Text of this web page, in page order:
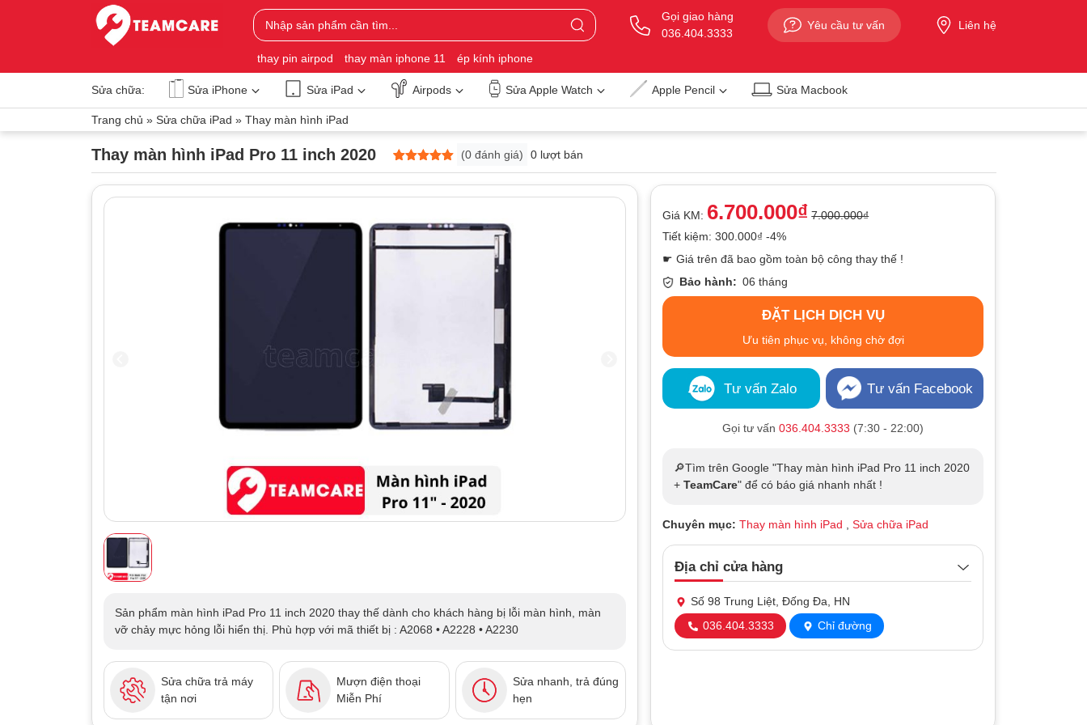
Gọi giao hàng
036.404.3333
Yêu cầu tư vấn Liên hệ
thay pin airpod thay màn iphone 11 ép kính iphone
Sửa chữa: Sửa iPhone Sửa iPad Airpods Sửa Apple Watch Apple Pencil Sửa Macbook
Trang chủ » Sửa chữa iPad » Thay màn hình iPad
Thay màn hình iPad Pro 11 inch 2020
5trên 5
dựa trên
0
đánh giá
(0 đánh giá) 0 lượt bán
Sản phẩm màn hình iPad Pro 11 inch 2020 thay thế dành cho khách hàng bị lỗi màn hình, màn
vỡ chảy mực hỏng lỗi hiển thị. Phù hợp với mã thiết bị : A2068 • A2228 • A2230
Sửa chữa trả máy
tận nơi
Mượn điện thoại
Miễn Phí
Sửa nhanh, trả đúng
hẹn
Giá KM: 6.700.000₫ 7.000.000₫
Tiết kiệm: 300.000₫ -4%
☛ Giá trên đã bao gồm toàn bộ công thay thế !
Bảo hành: 06 tháng
ĐẶT LỊCH DỊCH VỤ
Ưu tiên phục vụ, không chờ đợi
Tư vấn Zalo Tư vấn Facebook
Gọi tư vấn036.404.3333 (7:30 - 22:00)
🔎Tìm trên Google "Thay màn hình iPad Pro 11 inch 2020
+TeamCare" để có báo giá nhanh nhất !
Chuyên mục: Thay màn hình iPad ,Sửa chữa iPad
Địa chỉ cửa hàng
Số 98 Trung Liệt, Đống Đa, HN
036.404.3333
Chỉ đường